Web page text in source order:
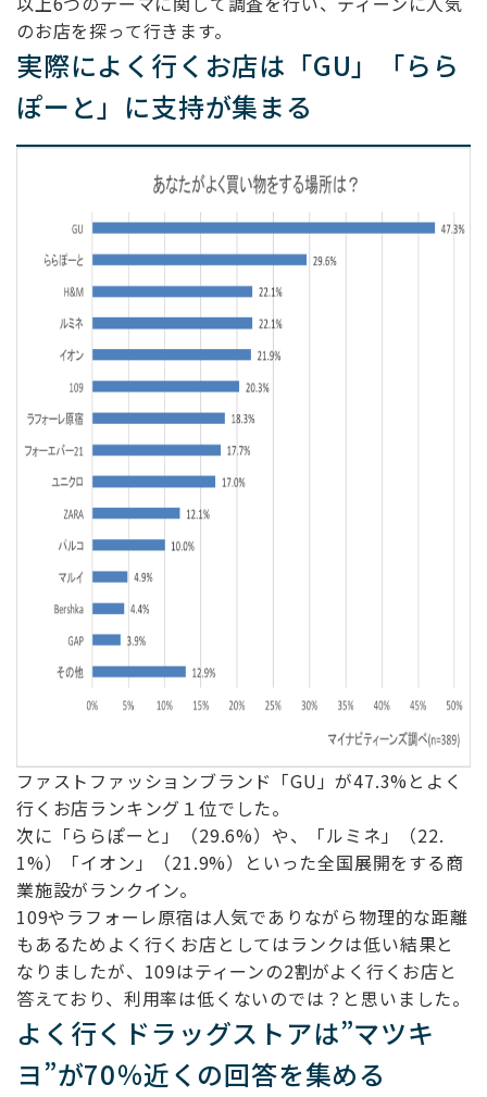
のお店を探って行きます。
実際によく行くお店は「GU」「らら
ぽーと」に支持が集まる
ファストファッションブランド「GU」が47.3%とよく
行くお店ランキング１位でした。
次に「ららぽーと」（29.6%）や、「ルミネ」（22.
1%）「イオン」（21.9%）といった全国展開をする商
業施設がランクイン。
109やラフォーレ原宿は人気でありながら物理的な距離
もあるためよく行くお店としてはランクは低い結果と
なりましたが、109はティーンの2割がよく行くお店と
答えており、利用率は低くないのでは？と思いました。
よく行くドラッグストアは”マツキ
ヨ”が70％近くの回答を集める